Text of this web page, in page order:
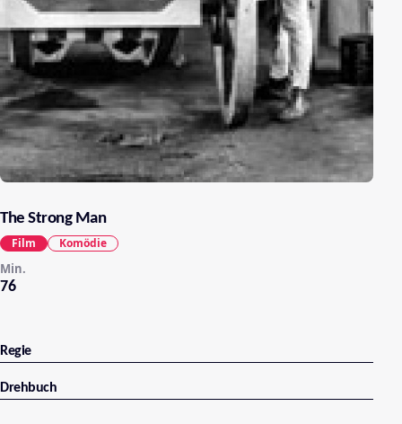
The Strong Man
76
Min.
Film Komödie
Regie
Drehbuch